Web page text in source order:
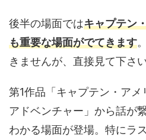
後半の場面ではキャプテン
も重要な場面がでてきます
きませんが、直接見て下さい
第1作品「キャプテン・アメ
アドベンチャー」から話が
わかる場面が登場。特にラ